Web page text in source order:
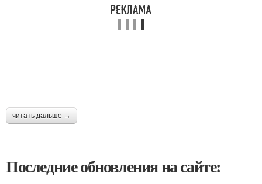
читать дальше →
Последние обновления на сайте: